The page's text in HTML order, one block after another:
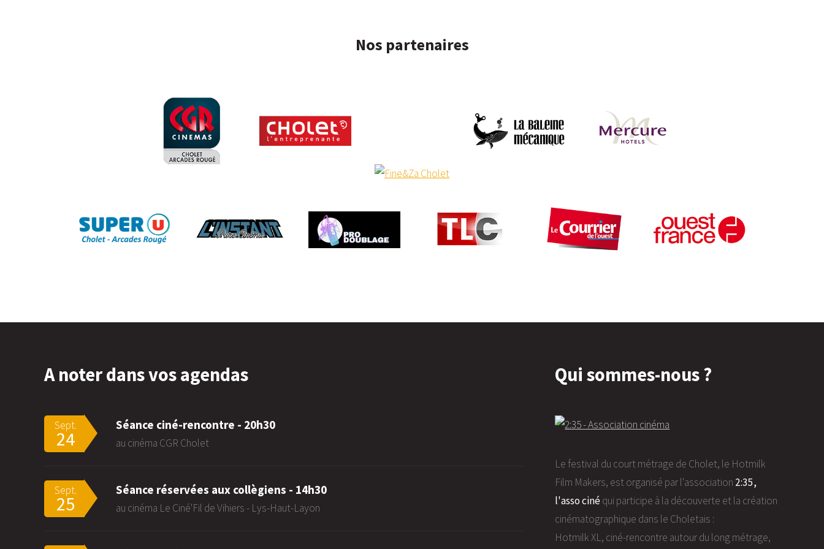
Nos partenaires
A noter dans vos agendas
Sept.
24
Séance ciné-rencontre - 20h30
au cinéma CGR Cholet
Sept.
25
Séance réservées aux collègiens - 14h30
au cinéma Le Ciné'Fil de Vihiers - Lys-Haut-Layon
Qui sommes-nous ?
Le festival du court métrage de Cholet, le Hotmilk
Film Makers, est organisé par l'association 2:35,
l'asso cinéqui participe à la découverte et la création
cinématographique dans le Choletais :
Hotmilk XL, ciné-rencontre autour du long métrage,